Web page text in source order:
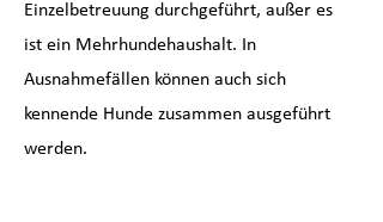
Einzelbetreuung durchgeführt, außer es
ist ein Mehrhundehaushalt. In
Ausnahmefällen können auch sich
kennende Hunde zusammen ausgeführt
werden.